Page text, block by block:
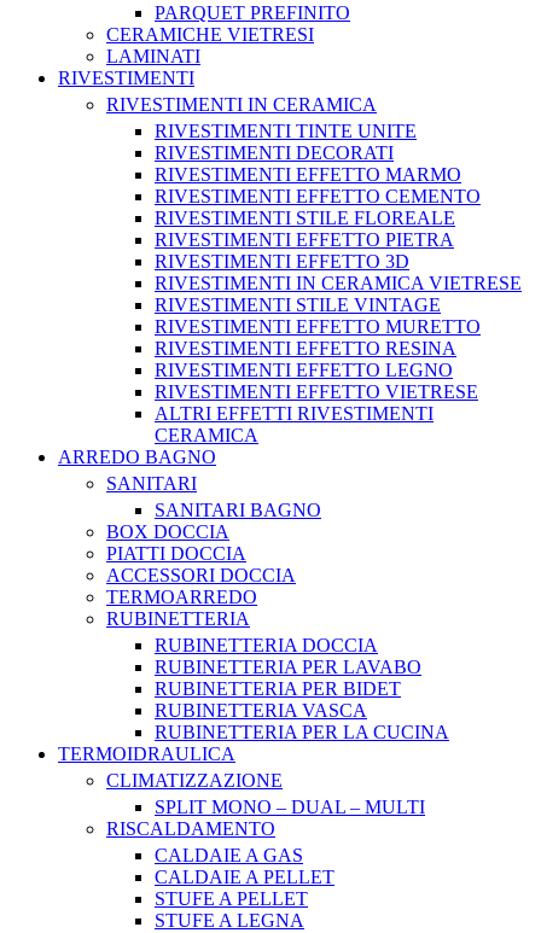
PARQUET PREFINITO
CERAMICHE VIETRESI
LAMINATI
RIVESTIMENTI
RIVESTIMENTI IN CERAMICA
RIVESTIMENTI TINTE UNITE
RIVESTIMENTI DECORATI
RIVESTIMENTI EFFETTO MARMO
RIVESTIMENTI EFFETTO CEMENTO
RIVESTIMENTI STILE FLOREALE
RIVESTIMENTI EFFETTO PIETRA
RIVESTIMENTI EFFETTO 3D
RIVESTIMENTI IN CERAMICA VIETRESE
RIVESTIMENTI STILE VINTAGE
RIVESTIMENTI EFFETTO MURETTO
RIVESTIMENTI EFFETTO RESINA
RIVESTIMENTI EFFETTO LEGNO
RIVESTIMENTI EFFETTO VIETRESE
ALTRI EFFETTI RIVESTIMENTI
CERAMICA
ARREDO BAGNO
SANITARI
SANITARI BAGNO
BOX DOCCIA
PIATTI DOCCIA
ACCESSORI DOCCIA
TERMOARREDO
RUBINETTERIA
RUBINETTERIA DOCCIA
RUBINETTERIA PER LAVABO
RUBINETTERIA PER BIDET
RUBINETTERIA VASCA
RUBINETTERIA PER LA CUCINA
TERMOIDRAULICA
CLIMATIZZAZIONE
SPLIT MONO – DUAL – MULTI
RISCALDAMENTO
CALDAIE A GAS
CALDAIE A PELLET
STUFE A PELLET
STUFE A LEGNA